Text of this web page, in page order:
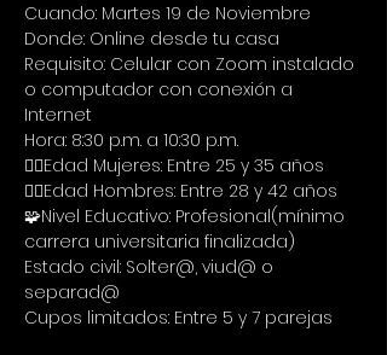
Cuando: Martes 19 de Noviembre
Donde: Online desde tu casa
Requisito: Celular con Zoom instalado
o computador con conexión a
Internet
Hora: 8:30 p.m. a 10:30 p.m.
🙋‍♀Edad Mujeres: Entre 25 y 35 años
🙋‍♂Edad Hombres: Entre 28 y 42 años
🧩Nivel Educativo: Profesional(mínimo
carrera universitaria finalizada)
Estado civil: Solter@, viud@ o
separad@
Cupos limitados: Entre 5 y 7 parejas